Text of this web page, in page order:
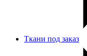
Ткани под заказ